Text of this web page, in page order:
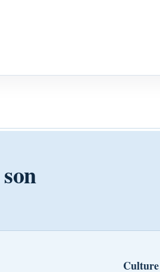
Culture